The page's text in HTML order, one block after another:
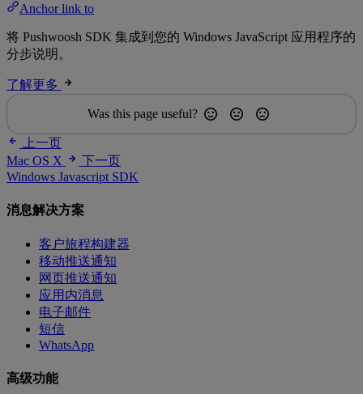
Anchor link to
将 Pushwoosh SDK 集成到您的 Windows JavaScript 应用程序的
分步说明。
了解更多
Was this page useful?
上一页
Mac OS X
下一页
Windows Javascript SDK
消息解决方案
客户旅程构建器
移动推送通知
网页推送通知
应用内消息
电子邮件
短信
WhatsApp
高级功能